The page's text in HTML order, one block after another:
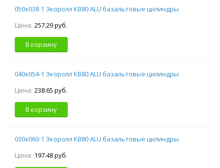
050х038-1 Экоролл КВ80 ALU базальтовые цилиндры
Цена: 257.29 руб.
В корзину
040х054-1 Экоролл КВ80 ALU базальтовые цилиндры
Цена: 238.65 руб.
В корзину
030х060-1 Экоролл КВ80 ALU базальтовые цилиндры
Цена: 197.48 руб.